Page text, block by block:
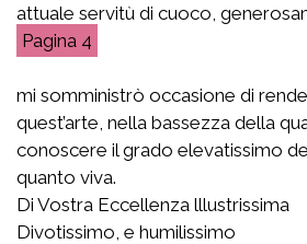
attuale servitù di cuoco,
4
mi somministrò occasione di
quest’arte, nella bassezza della
conoscere il grado elevatissimo
quanto viva.
Di Vostra Eccellenza lllustrissima
Divotissimo, e humilissimo